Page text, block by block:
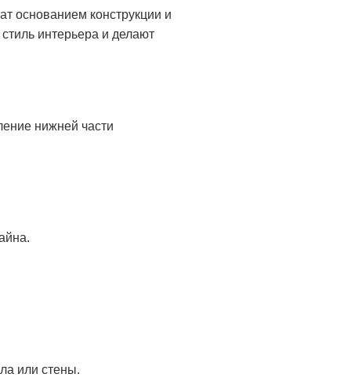
основанием конструкции и
интерьера и делают
нижней части
или стены.